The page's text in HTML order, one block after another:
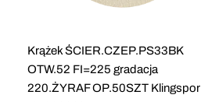
Krążek ŚCIER.CZEP.PS33BK
OTW.52 FI=225 gradacja
220.ŻYRAF OP.50SZT Klingspor